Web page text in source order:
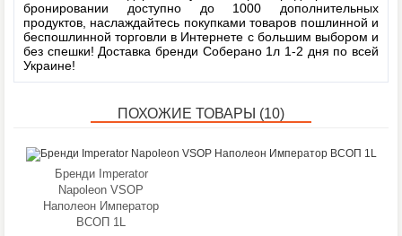
Метки:
бронировании доступно до 1000 дополнительных
продуктов, наслаждайтесь покупками товаров пошлинной и
беспошлинной торговли в Интернете с большим выбором и
без спешки! Доставка бренди Соберано 1л 1-2 дня по всей
Украине!
ПОХОЖИЕ ТОВАРЫ (10)
Бренди Imperator
Napoleon VSOP
Наполеон Император
ВСОП 1L